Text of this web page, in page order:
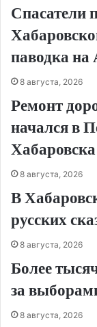
Спасатели
паводка
8 августа, 2026
Ремонт
начался в
Хабаровска
8 августа, 2026
В
русских
8 августа, 2026
Более
за
8 августа, 2026